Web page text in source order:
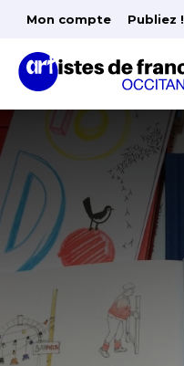
Mon compte Publiez !